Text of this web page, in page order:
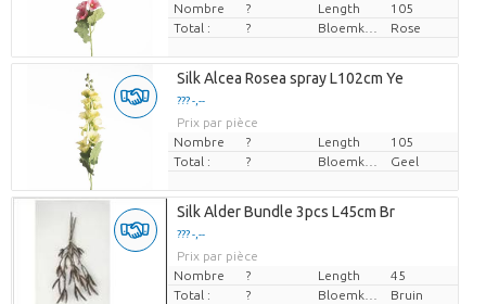
Nombre
? Length
105
Total :
? Rose
Silk Alcea Rosea spray L102cm Ye
??? -,--
Prix par pièce
Nombre
? Length
105
Total :
? Geel
Silk Alder Bundle 3pcs L45cm Br
??? -,--
Prix par pièce
Nombre
? Length
45
Total :
? Bruin